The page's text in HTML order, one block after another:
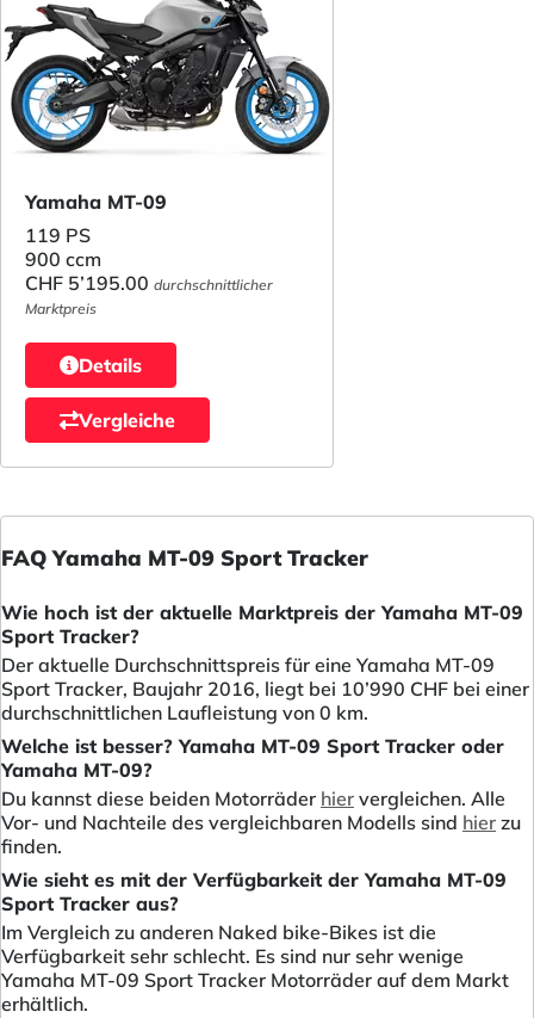
Yamaha MT-09
119 PS
900 ccm
CHF 5’195.00 durchschnittlicher
Marktpreis
Details
Vergleiche
FAQ Yamaha MT-09 Sport Tracker
Wie hoch ist der aktuelle Marktpreis der Yamaha MT-09
Sport Tracker?
Der aktuelle Durchschnittspreis für eine Yamaha MT-09
Sport Tracker, Baujahr 2016, liegt bei 10’990 CHF bei einer
durchschnittlichen Laufleistung von 0 km.
Welche ist besser? Yamaha MT-09 Sport Tracker oder
Yamaha MT-09?
Du kannst diese beiden Motorräder hier vergleichen. Alle
Vor- und Nachteile des vergleichbaren Modells sind hier zu
finden.
Wie sieht es mit der Verfügbarkeit der Yamaha MT-09
Sport Tracker aus?
Im Vergleich zu anderen Naked bike-Bikes ist die
Verfügbarkeit sehr schlecht. Es sind nur sehr wenige
Yamaha MT-09 Sport Tracker Motorräder auf dem Markt
erhältlich.